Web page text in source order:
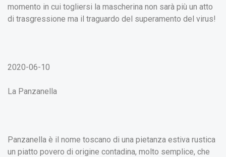
momento in cui togliersi la mascherina non sarà più un atto
di trasgressione ma il traguardo del superamento del virus!
2020-06-10
La Panzanella
Panzanella è il nome toscano di una pietanza estiva rustica
un piatto povero di origine contadina, molto semplice, che